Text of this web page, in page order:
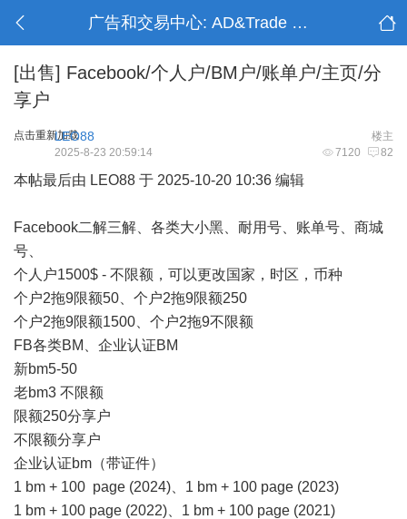
广告和交易中心: AD&Trade Center
[出售] Facebook/个人户/BM户/账单户/主页/分
享户
点击重新加载 楼主
LEO88
7120 82
2025-8-23 20:59:14
本帖最后由 LEO88 于 2025-10-20 10:36 编辑
Facebook二解三解、各类大小黑、耐用号、账单号、商城
号、
个人户1500$ - 不限额，可以更改国家，时区，币种
个户2拖9限额50、个户2拖9限额250
个户2拖9限额1500、个户2拖9不限额
FB各类BM、企业认证BM
新bm5-50
老bm3 不限额
限额250分享户
不限额分享户
企业认证bm（带证件）
1 bm + 100 page (2024)、1 bm + 100 page (2023)
1 bm + 100 page (2022)、1 bm + 100 page (2021)